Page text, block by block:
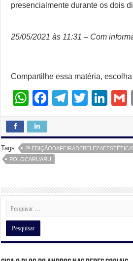
presencialmente durante os dois
25/05/2021 às 11:31 – Com
Compartilhe essa matéria,
W
at
s
A
p
F
e
b
o
T
gr
T
er
Li
e
Tags 2ª
POLOCARUARU